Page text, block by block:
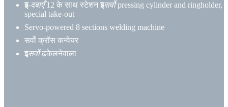
इ-दबाएँ12 के साथ स्टेशन इसर्वो pressing cylinder and ringholder,
special take-out
Servo-powered 8 sections welding machine
सर्वो क्रॉस कन्वेयर
इसर्वोढकेलनेवाला